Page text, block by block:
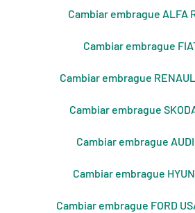
Cambiar embrague ALFA
Cambiar embrague
Cambiar embrague
Cambiar embrague
Cambiar embrague AUDI
Cambiar embrague
Cambiar embrague FORD